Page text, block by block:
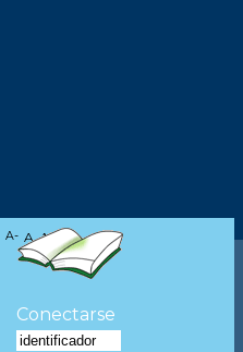
A- A A+
Conectarse